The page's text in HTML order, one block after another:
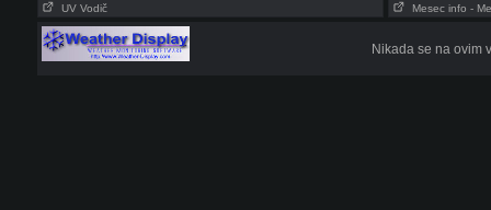
UV Vodič
Mesec info -
Nikada se na ovim